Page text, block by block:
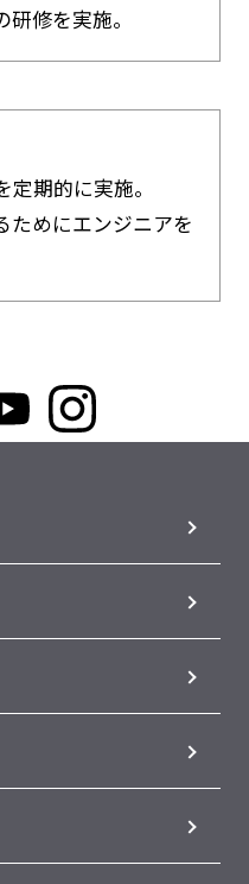
修を実施。
期的に実施。
ためにエンジニアを